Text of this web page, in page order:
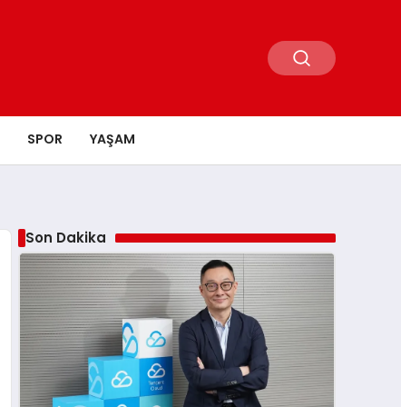
SPOR YAŞAM
Son Dakika